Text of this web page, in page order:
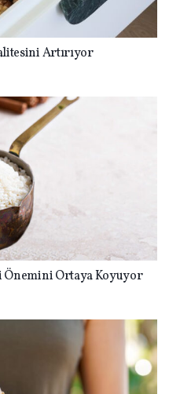
Artırıyor
Önemini Ortaya Koyuyor